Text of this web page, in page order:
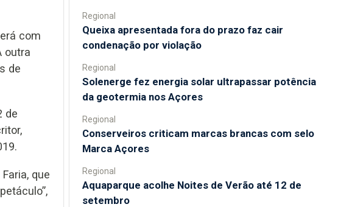
com
outra
de
de
que
Regional
Queixa apresentada fora do prazo faz cair
condenação por violação
Regional
Solenerge fez energia solar ultrapassar potência
da geotermia nos Açores
Regional
Conserveiros criticam marcas brancas com selo
Marca Açores
Regional
Aquaparque acolhe Noites de Verão até 12 de
setembro